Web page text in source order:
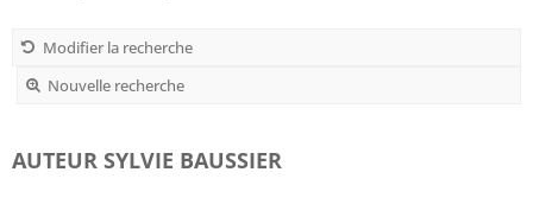
Modifier la recherche
Nouvelle recherche
AUTEUR SYLVIE BAUSSIER